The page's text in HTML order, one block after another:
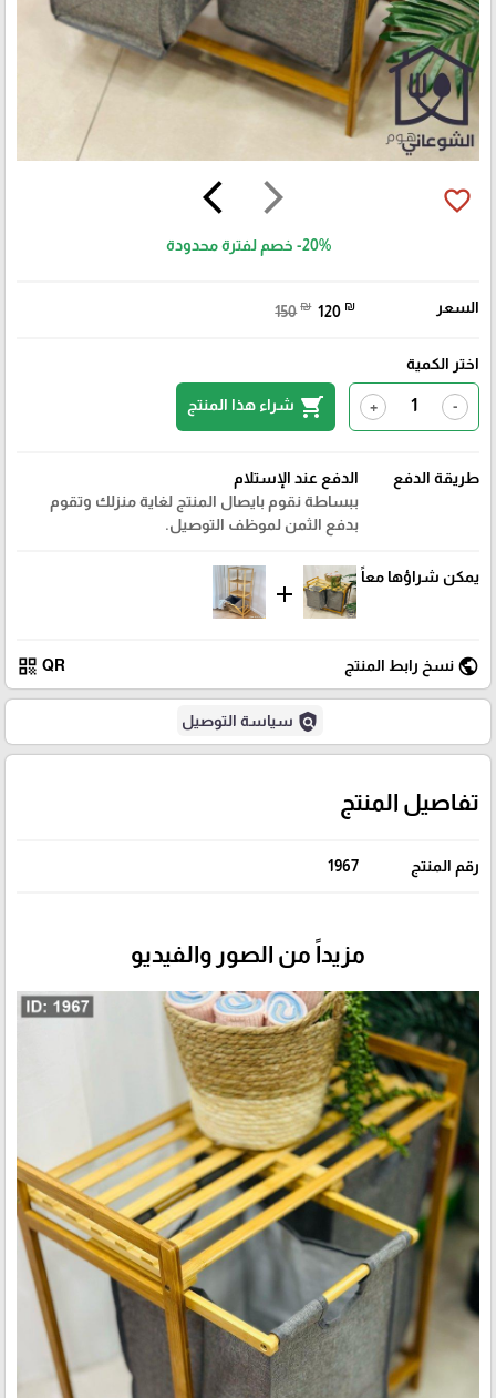
arrow_forward_ios
arrow_back_ios favorite_border
-20% خصم لفترة محدودة
السعر 150 ₪ 120 ₪
اختر الكمية
-
+
shopping_cart شراء هذا المنتج
طريقة الدفع
الدفع عند الإستلام
ببساطة نقوم بايصال المنتج لغاية منزلك وتقوم
بدفع الثمن لموظف التوصيل.
يمكن شراؤها معاً
add
public نسخ رابط المنتج QR
qr_code
policy سياسة التوصيل
تفاصيل المنتج
رقم المنتج 1967
مزيداً من الصور والفيديو